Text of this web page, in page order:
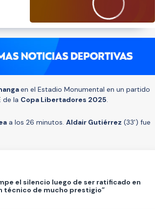
en el Estadio Monumental en un partido
de la Copa Libertadores 2025.
a los 26 minutos. Aldair Gutiérrez (33') fue
el silencio luego de ser ratificado en
técnico de mucho prestigio”